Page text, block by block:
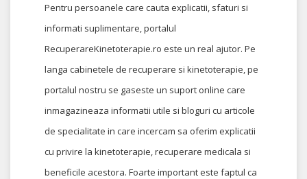
Pentru persoanele care cauta explicatii, sfaturi si
informati suplimentare, portalul
RecuperareKinetoterapie.ro este un real ajutor. Pe
langa cabinetele de recuperare si kinetoterapie, pe
portalul nostru se gaseste un suport online care
inmagazineaza informatii utile si bloguri cu articole
de specialitate in care incercam sa oferim explicatii
cu privire la kinetoterapie, recuperare medicala si
beneficile acestora. Foarte important este faptul ca